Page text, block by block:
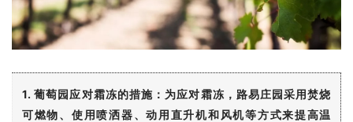
1. 葡萄园应对霜冻的措施： 为应对霜冻，路易庄园采用焚烧
可燃物、使用喷洒器、动用直升机和风机等方式来提高温